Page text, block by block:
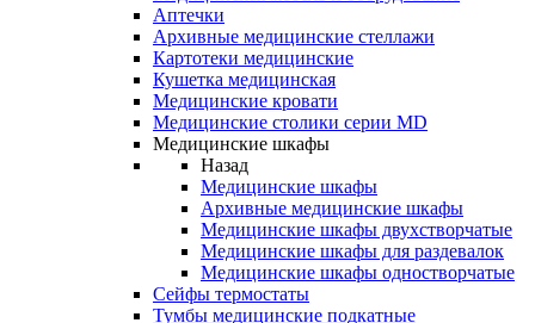
Аптечки
Архивные медицинские стеллажи
Картотеки медицинские
Кушетка медицинская
Медицинские кровати
Медицинские столики серии MD
Медицинские шкафы
Назад
Медицинские шкафы
Архивные медицинские шкафы
Медицинские шкафы двухстворчатые
Медицинские шкафы для раздевалок
Медицинские шкафы одностворчатые
Сейфы термостаты
Тумбы медицинские подкатные